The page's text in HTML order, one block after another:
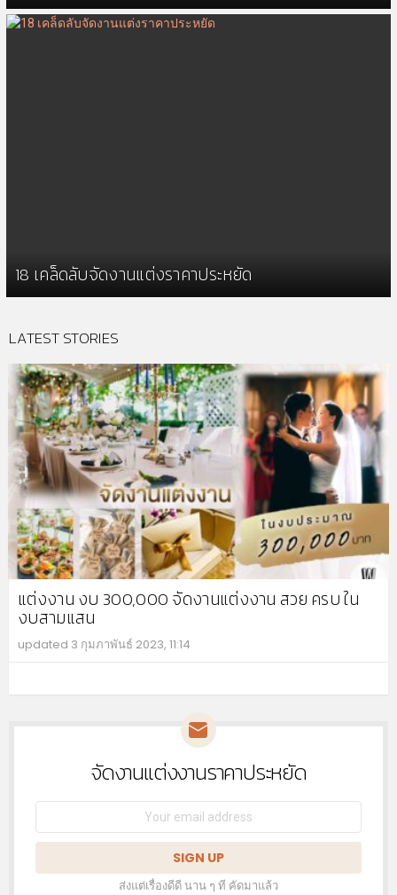
18 เคล็ดลับจัดงานแต่งราคาประหยัด
LATEST STORIES
แต่งงาน งบ 300,000 จัดงานแต่งงาน สวย ครบ ใน
งบสามแสน
updated 3 กุมภาพันธ์ 2023, 11:14
NEWSLETTERจัดงานแต่งงานราคาประหยัด
Email
ส่งแต่เรื่องดีดี นาน ๆ ที คัดมาแล้ว